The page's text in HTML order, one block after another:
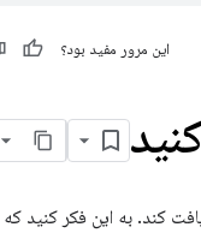
این مرور مفید بود؟
کند. به این فکر کنید که